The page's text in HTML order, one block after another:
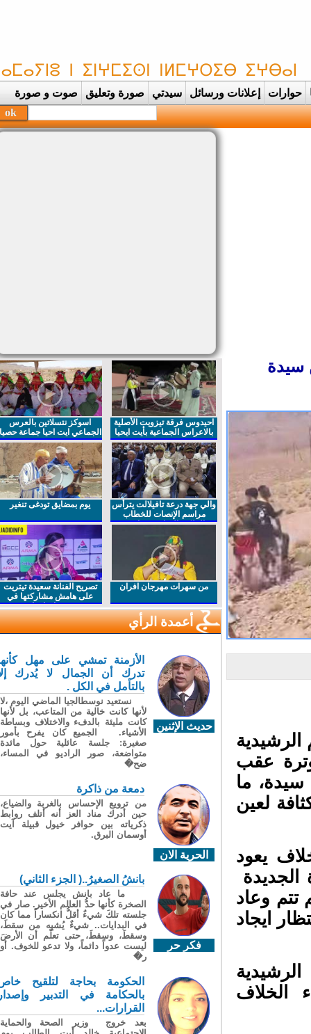
حوارات إعلانات ورسائل سيدتي صورة وتعليق صوت و صورة
سيدة
متوترة عقب
ما
لعين
يعود
وعاد
ايجاد
الخلاف
احيدوس فرقة تيزويت الأصلية
بالاعراس الجماعية بأيت ايحيا
اسوكز نتسلاتين بالعرس
الجماعي ايت احيا جماعة حصيا
والي جهة درعة تافيلالت يترأس
مراسم الإنصات للخطاب
الملكي السامي بمناسبة
يوم بمضايق تودغى تنغير
من سهرات مهرجان افران
تصريح الفنانة سعيدة تيتريت
على هامش مشاركتها في
مهرجان افران
أعمدة الرأي
حديث الإثنين
الأزمنة تمشي على مهل كأنها
تدرك أن الجمال لا يُدرك إلا
بالتأمل في الكل .
نستعيد نوسطالجيا الماضي اليوم ،لا
لأنها كانت خالية من المتاعب، بل لأنها
كانت مليئة بالدفء والاختلاف وبساطة
الأشياء. الجميع كان يفرح بأمور
صغيرة: جلسة عائلية حول مائدة
متواضعة، صور الراديو في المساء،
ضح�
الحرية الان
دمعة من ذاكرة
من ترويع الإحساس بالغربة والضياع،
حين أدرك مناد العز أنه أتلف روابط
ذكرياته بين حوافر خيول قبيلة آيت
أوسمان البرق.
فكر حر
بانشُ الصغيرُ..( الجزء الثاني)
ما عاد بانش يجلس عند حافة
الصخرة كأنها حدُّ العالم الأخير. صار في
جلسته تلكَ شيءٌ أقلُّ انكساراً مما كان
في البدايات.. شيءٌ يُشبِه من سقطَ،
وسقطَ، وسقطَ، حتى تعلّم أن الأرضَ
ليست عدواً دائماً، ولا تدعو للخوف. أو
ر�
الحكومة بحاجة لتلقيح خاص
بالحكامة في التدبير وإصدار
القرارات...
بعد خروج وزير الصحة والحماية